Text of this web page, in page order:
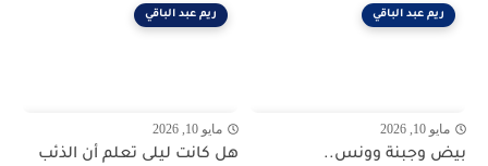
ريم عبد الباقي
مايو 10, 2026
بيض وجبنة وونس..
ريم عبد الباقي
مايو 10, 2026
هل كانت ليلى تعلم أن الذئب